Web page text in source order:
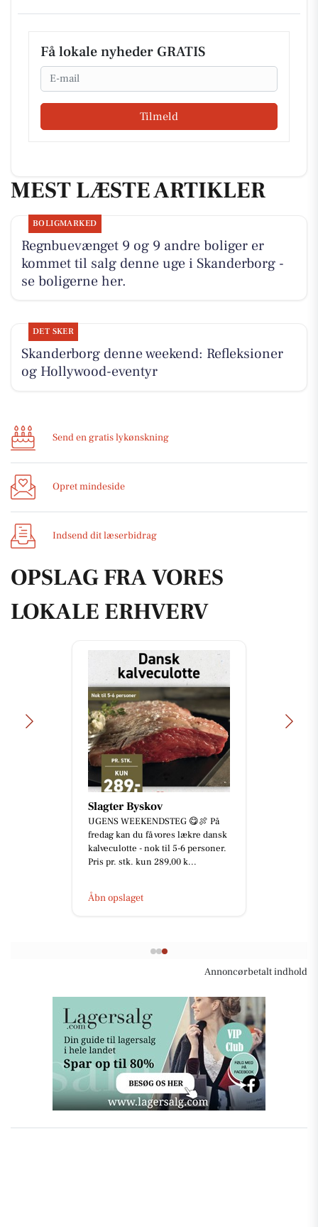
Få lokale nyheder GRATIS
Email
Tilmeld
MEST LÆSTE ARTIKLER
BOLIGMARKED
Regnbuevænget 9 og 9 andre boliger er
kommet til salg denne uge i Skanderborg -
se boligerne her.
DET SKER
Skanderborg denne weekend: Refleksioner
og Hollywood-eventyr
Send en gratis lykønskning
Opret mindeside
Indsend dit læserbidrag
OPSLAG FRA VORES
LOKALE ERHVERV
Slagter Byskov
UGENS WEEKENDSTEG 😋🍖 På
fredag kan du få vores lækre dansk
kalveculotte - nok til 5-6 personer.
Pris pr. stk. kun 289,00 k...
Åbn opslaget
Annoncørbetalt indhold